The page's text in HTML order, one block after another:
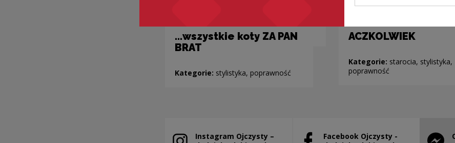
…wszystkie koty ZA PAN
BRAT
Kategorie: stylistyka, poprawność
ACZKOLWIEK
Kategorie: starocia, stylistyka,
poprawność
Instagram Ojczysty –
Facebook Ojczysty -